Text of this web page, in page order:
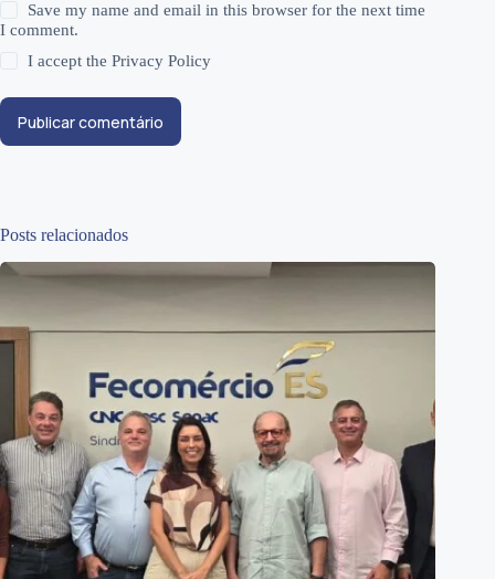
Save my name and email in this browser for the next time
I comment.
I accept thePrivacy Policy
Publicar comentário
Posts relacionados